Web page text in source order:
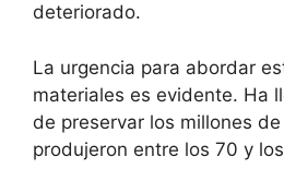
deteriorado.
La urgencia para abordar
materiales es evidente. Ha
de preservar los millones
produjeron entre los 70 y